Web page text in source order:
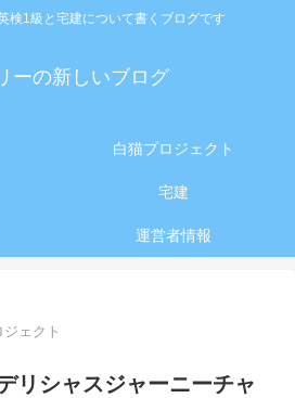
検1級と宅建について書くブログです
ーの新しいブログ
白猫プロジェクト
宅建
運営者情報
ェクト
リシャスジャーニーチャ